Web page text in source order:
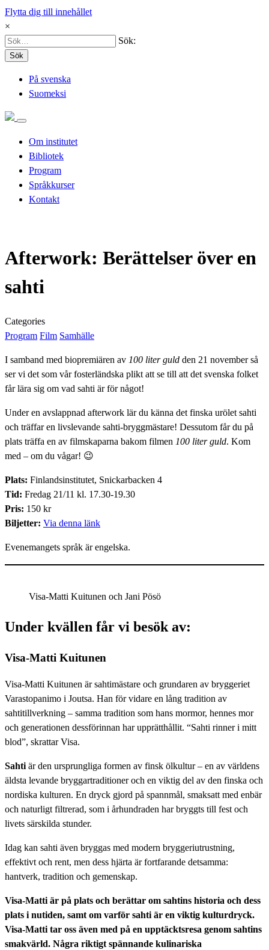
Flytta dig till innehållet
×
Sök:
Sök
På svenska
Suomeksi
Om institutet
Bibliotek
Program
Språkkurser
Kontakt
Afterwork: Berättelser över en
sahti
Categories
Program Film Samhälle
I samband med biopremiären av 100 liter guld den 21 november så
ser vi det som vår fosterländska plikt att se till att det svenska folket
får lära sig om vad sahti är för något!
Under en avslappnad afterwork lär du känna det finska urölet sahti
och träffar en livslevande sahti-bryggmästare! Dessutom får du på
plats träffa en av filmskaparna bakom filmen 100 liter guld. Kom
med – om du vågar! 😉
Plats: Finlandsinstitutet, Snickarbacken 4
Tid: Fredag 21/11 kl. 17.30-19.30
Pris: 150 kr
Biljetter: Via denna länk
Evenemangets språk är engelska.
Visa-Matti Kuitunen och Jani Pösö
Under kvällen får vi besök av:
Visa-Matti Kuitunen
Visa-Matti Kuitunen är sahtimästare och grundaren av bryggeriet
Varastopanimo i Joutsa. Han för vidare en lång tradition av
sahtitillverkning – samma tradition som hans mormor, hennes mor
och generationen dessförinnan har upprätthållit. “Sahti rinner i mitt
blod”, skrattar Visa.
Sahtiär den ursprungliga formen av finsk ölkultur – en av världens
äldsta levande bryggartraditioner och en viktig del av den finska och
nordiska kulturen. En dryck gjord på spannmål, smaksatt med enbär
och naturligt filtrerad, som i århundraden har bryggts till fest och
livets särskilda stunder.
Idag kan sahti även bryggas med modern bryggeriutrustning,
effektivt och rent, men dess hjärta är fortfarande detsamma:
hantverk, tradition och gemenskap.
Visa-Matti är på plats och berättar om sahtins historia och dess
plats i nutiden, samt om varför sahti är en viktig kulturdryck.
Visa-Matti tar oss även med på en upptäcktsresa genom sahtins
smakvärld. Några riktigt spännande kulinariska